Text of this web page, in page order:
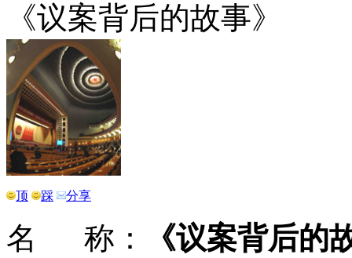
《议案背后的故事》
顶 踩 分享
名 称：
《议案背后的